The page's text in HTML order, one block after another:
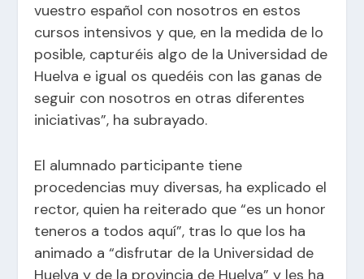
vuestro español con nosotros en estos
cursos intensivos y que, en la medida de lo
posible, capturéis algo de la Universidad de
Huelva e igual os quedéis con las ganas de
seguir con nosotros en otras diferentes
iniciativas”, ha subrayado.
El alumnado participante tiene
procedencias muy diversas, ha explicado el
rector, quien ha reiterado que “es un honor
teneros a todos aquí”, tras lo que los ha
animado a “disfrutar de la Universidad de
Huelva y de la provincia de Huelva” y les ha